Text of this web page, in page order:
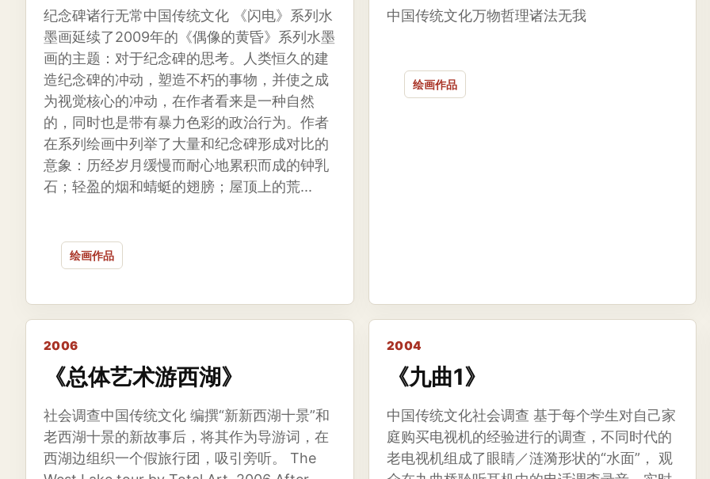
纪念碑诸行无常中国传统文化 《闪电》系列水
墨画延续了2009年的《偶像的黄昏》系列水墨
画的主题：对于纪念碑的思考。人类恒久的建
造纪念碑的冲动，塑造不朽的事物，并使之成
为视觉核心的冲动，在作者看来是一种自然
的，同时也是带有暴力色彩的政治行为。作者
在系列绘画中列举了大量和纪念碑形成对比的
意象：历经岁月缓慢而耐心地累积而成的钟乳
石；轻盈的烟和蜻蜓的翅膀；屋顶上的荒...
绘画作品
中国传统文化万物哲理诸法无我
绘画作品
2006
《总体艺术游西湖》
社会调查中国传统文化 编撰“新新西湖十景”和
老西湖十景的新故事后，将其作为导游词，在
西湖边组织一个假旅行团，吸引旁听。 The
2004
《九曲1》
中国传统文化社会调查 基于每个学生对自己家
庭购买电视机的经验进行的调查，不同时代的
老电视机组成了眼睛／涟漪形状的“水面”， 观